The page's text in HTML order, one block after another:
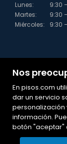
Nos
En pisos.com
dar un servicio
personalización
información.
botón "aceptar"
Lunes:
9:30
Martes:
9:30
Miércoles:
9:30
Mapa Web
Aviso legal
Favoritos